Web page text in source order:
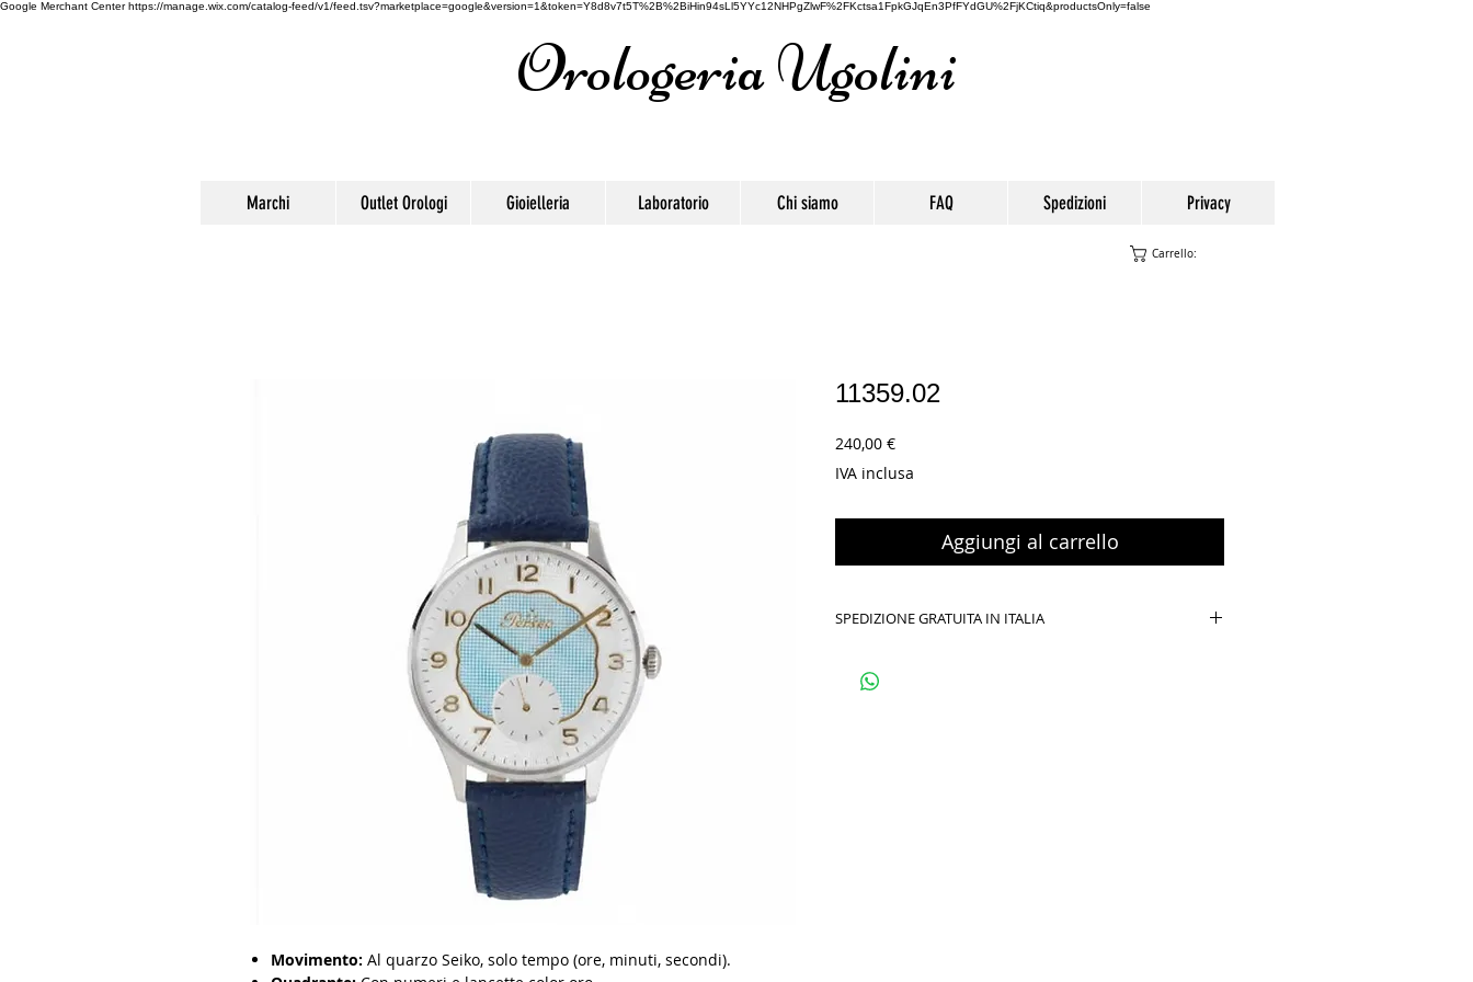
Google Merchant Centerhttps://manage.wix.com/catalog-feed/v1/feed.tsv?marketplace=google&version=1&token=Y8d8v7t5T%2B%2BiHin94sLl5YYc12NHPgZlwF%2FKctsa1FpkGJqEn3PfFYdGU%2FjKCtiq&productsOnly=false
Orologeria Ugolini
Marchi Outlet Orologi Gioielleria Laboratorio Chi siamo FAQ Spedizioni Privacy
Movimento: Al quarzo Seiko, solo tempo (ore, minuti, secondi).
11359.02
240,00 €Prezzo
IVA inclusa
Aggiungi al carrello
SPEDIZIONE GRATUITA IN ITALIA
Carrello: